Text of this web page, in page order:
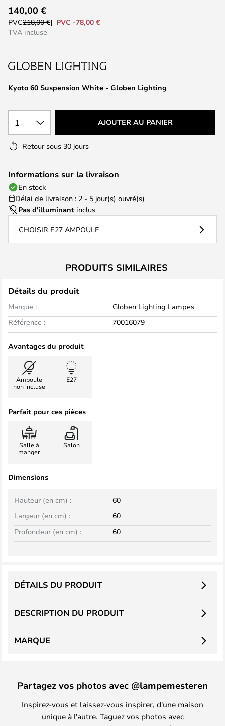
to
the
the
gallery
Kyoto 60 Suspension White - Globen Lighting
140,00 €
PVC218,00 €
PVC -78,00 €
TVA incluse
1 AJOUTER AU PANIER
Retour sous 30 jours
Informations sur la livraison
En stock
Délai de livraison : 2 - 5 jour(s) ouvré(s)
Pas d'illuminant inclus
CHOISIR E27 AMPOULE
PRODUITS SIMILAIRES
Détails du produit
Marque :
Globen Lighting Lampes
Référence :
70016079
Avantages du produit
Ampoule
non incluse
E27
Parfait pour ces pièces
Salle à
manger
Salon
Dimensions
Largeur (en cm) : 60
Hauteur (en cm) : 60
Profondeur (en cm) : 60
DESCRIPTION DU PRODUIT
DÉTAILS DU PRODUIT
MARQUE
Partagez vos photos avec @lampemesteren
Inspirez-vous et laissez-vous inspirer, d'une maison
unique à l'autre. Taguez vos photos avec